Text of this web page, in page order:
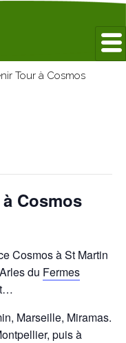
Tour à Cosmos
Cosmos
Cosmos à St Martin
du Fermes
Marseille, Miramas.
puis à